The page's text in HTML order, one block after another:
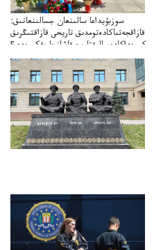
سوزبۇيداعا سالىنعان جسالىنعانىق:
قازاقجەتىاكادەتومدىق تاريحى قازاقتىڭرىق
كورەداكادەميالىقتاريحىقاشانجارىقكورەدى؟